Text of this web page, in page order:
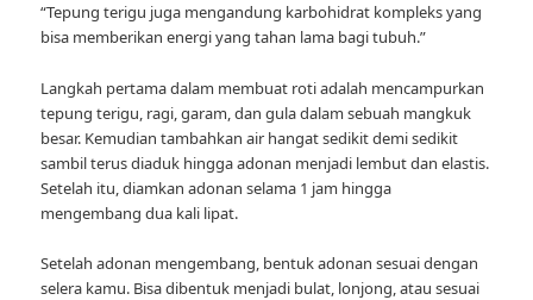
“Tepung terigu juga mengandung karbohidrat kompleks yang
bisa memberikan energi yang tahan lama bagi tubuh.”
Langkah pertama dalam membuat roti adalah mencampurkan
tepung terigu, ragi, garam, dan gula dalam sebuah mangkuk
besar. Kemudian tambahkan air hangat sedikit demi sedikit
sambil terus diaduk hingga adonan menjadi lembut dan elastis.
Setelah itu, diamkan adonan selama 1 jam hingga
mengembang dua kali lipat.
Setelah adonan mengembang, bentuk adonan sesuai dengan
selera kamu. Bisa dibentuk menjadi bulat, lonjong, atau sesuai